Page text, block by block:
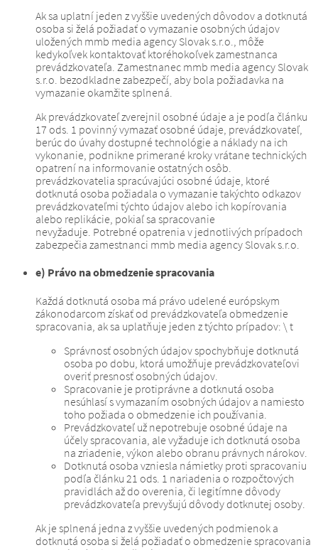
Ak sa uplatní jeden z vyššie uvedených dôvodov a dotknutá
osoba si želá požiadať o vymazanie osobných údajov
uložených mmb media agency Slovak s.r.o., môže
kedykoľvek kontaktovať ktoréhokoľvek zamestnanca
prevádzkovateľa. Zamestnanec mmb media agency Slovak
s.r.o. bezodkladne zabezpečí, aby bola požiadavka na
vymazanie okamžite splnená.
Ak prevádzkovateľ zverejnil osobné údaje a je podľa článku
17 ods. 1 povinný vymazať osobné údaje, prevádzkovateľ,
berúc do úvahy dostupné technológie a náklady na ich
vykonanie, podnikne primerané kroky vrátane technických
opatrení na informovanie ostatných osôb.
prevádzkovatelia spracúvajúci osobné údaje, ktoré
dotknutá osoba požiadala o vymazanie takýchto odkazov
prevádzkovateľmi týchto údajov alebo ich kopírovania
alebo replikácie, pokiaľ sa spracovanie
nevyžaduje. Potrebné opatrenia v jednotlivých prípadoch
zabezpečia zamestnanci mmb media agency Slovak s.r.o.
e) Právo na obmedzenie spracovania
Každá dotknutá osoba má právo udelené európskym
zákonodarcom získať od prevádzkovateľa obmedzenie
spracovania, ak sa uplatňuje jeden z týchto prípadov: \ t
Správnosť osobných údajov spochybňuje dotknutá
osoba po dobu, ktorá umožňuje prevádzkovateľovi
overiť presnosť osobných údajov.
Spracovanie je protiprávne a dotknutá osoba
nesúhlasí s vymazaním osobných údajov a namiesto
toho požiada o obmedzenie ich používania.
Prevádzkovateľ už nepotrebuje osobné údaje na
účely spracovania, ale vyžaduje ich dotknutá osoba
na zriadenie, výkon alebo obranu právnych nárokov.
Dotknutá osoba vzniesla námietky proti spracovaniu
podľa článku 21 ods. 1 nariadenia o rozpočtových
pravidlách až do overenia, či legitímne dôvody
prevádzkovateľa prevyšujú dôvody dotknutej osoby.
Ak je splnená jedna z vyššie uvedených podmienok a
dotknutá osoba si želá požiadať o obmedzenie spracovania